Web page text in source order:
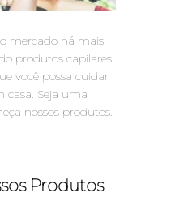
mercado há mais
produtos capilares
você possa cuidar
casa. Seja uma
nossos produtos.
Produtos